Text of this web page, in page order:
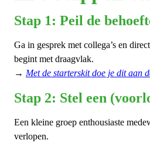
Stap 1: Peil de
Ga in gesprek met collega’s en
begint met draagvlak.
→ Met de starterskit doe je dit aan
Stap 2: Stel een
Een kleine groep enthousiaste
verlopen.